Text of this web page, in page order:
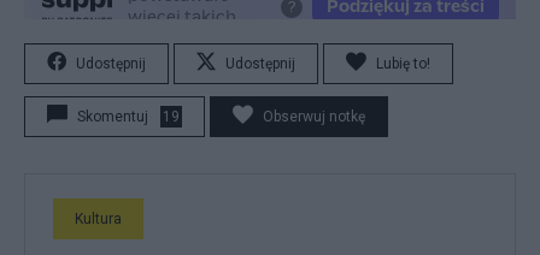
Udostępnij Udostępnij Lubię to!
Skomentuj 19 Obserwuj notkę
Kultura